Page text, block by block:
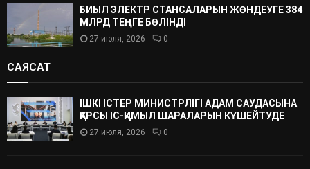
БИЫЛ ЭЛЕКТР СТАНСАЛАРЫН ЖӨНДЕУГЕ 384
МЛРД ТЕҢГЕ БӨЛІНДІ
27 июля, 2026 0
САЯСАТ
ІШКІ ІСТЕР МИНИСТРЛІГІ АДАМ САУДАСЫНА
ҚАРСЫ ІС-ҚИМЫЛ ШАРАЛАРЫН КҮШЕЙТУДЕ
27 июля, 2026 0